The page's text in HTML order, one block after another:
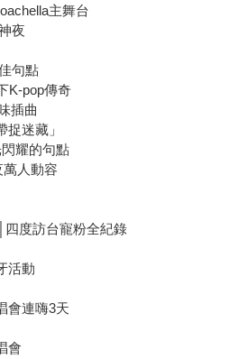
主舞台
夜
句點
K-pop傳奇
插曲
迷藏」
耀的句點
人動容
四度訪台寵粉全紀錄
活動
會連嗨3天
會